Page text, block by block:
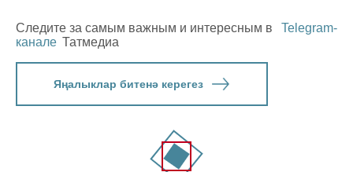
Следите за самым важным и интересным в
Telegram-
канале Татмедиа
Яңалыклар битенә керегез